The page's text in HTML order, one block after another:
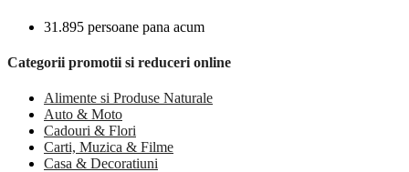
31.895 persoane pana acum
Categorii promotii si reduceri online
Alimente si Produse Naturale
Auto & Moto
Cadouri & Flori
Carti, Muzica & Filme
Casa & Decoratiuni